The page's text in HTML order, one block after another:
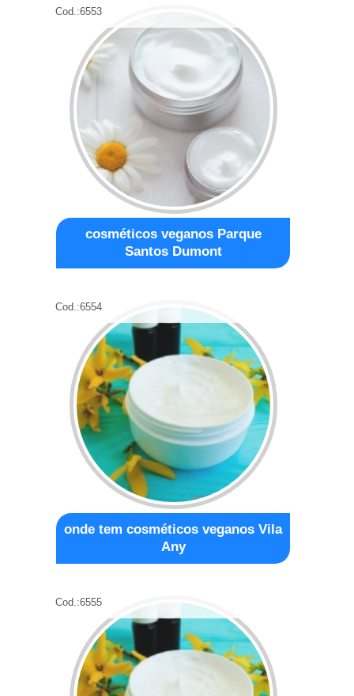
Cod.:6553
cosméticos veganos Parque
Santos Dumont
Cod.:6554
onde tem cosméticos veganos Vila
Any
Cod.:6555